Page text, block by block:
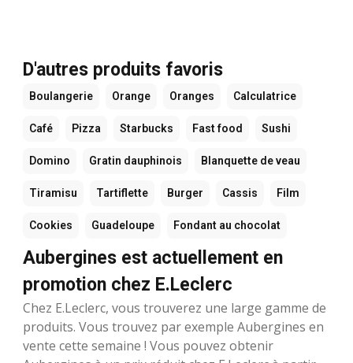
D'autres produits favoris
Boulangerie Orange Oranges Calculatrice
Café Pizza Starbucks Fast food Sushi
Domino Gratin dauphinois Blanquette de veau
Tiramisu Tartiflette Burger Cassis Film
Cookies Guadeloupe Fondant au chocolat
Aubergines est actuellement en
promotion chez E.Leclerc
Chez E.Leclerc, vous trouverez une large gamme de
produits. Vous trouvez par exemple Aubergines en
vente cette semaine ! Vous pouvez obtenir